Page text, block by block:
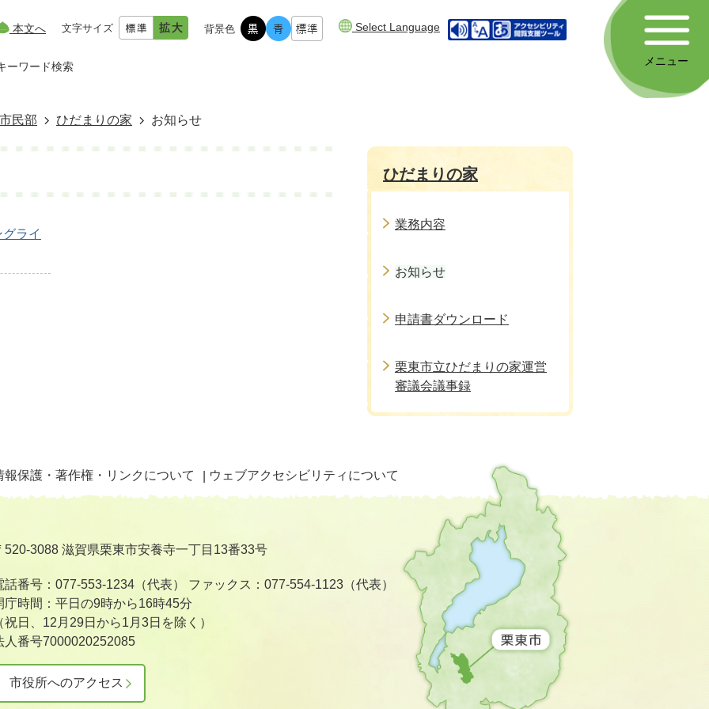
本文へ 文字サイズ 背景色 Select Language
ーワード検索 メニュー
市民部 ひだまりの家 お知らせ
ライ
ひだまりの家
業務内容
お知らせ
申請書ダウンロード
栗東市立ひだまりの家運営
審議会議事録
報保護・著作権・リンクについて ウェブアクセシビリティについて
520-3088 滋賀県栗東市安養寺一丁目13番33号
話番号：077-553-1234（代表）
ファックス：077-554-1123（代表）
庁時間：平日の9時から16時45分
祝日、12月29日から1月3日を除く）
人番号7000020252085
市役所へのアクセス
市
を
図。